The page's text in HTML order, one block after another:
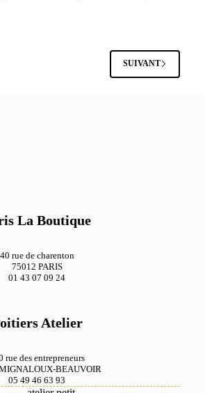
SUIVANT
La Boutique
40 rue de charenton
75012 PARIS
01 43 07 09 24
Atelier
rue des entrepreneurs
BEAUVOIR
05 49 46 63 93